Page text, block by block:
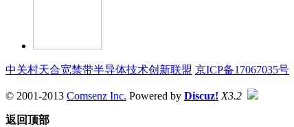
中关村天合宽禁带半导体技术创新联盟 京ICP备17067035号
© 2001-2013 Comsenz Inc. Powered by Discuz! X3.2
返回顶部